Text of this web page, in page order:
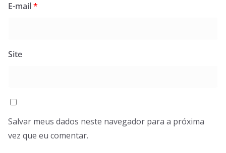
E-mail*
Site
Salvar meus dados neste navegador para a próxima
vez que eu comentar.